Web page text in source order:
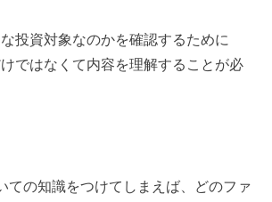
投資対象なのかを確認するために
ではなくて内容を理解することが必
ての知識をつけてしまえば、どのファ